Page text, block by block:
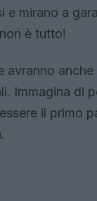
e mirano a
è tutto!
avranno
Immagina di
il primo